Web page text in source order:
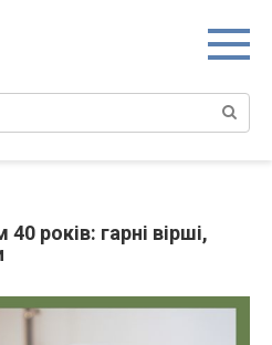
років: гарні вірші,